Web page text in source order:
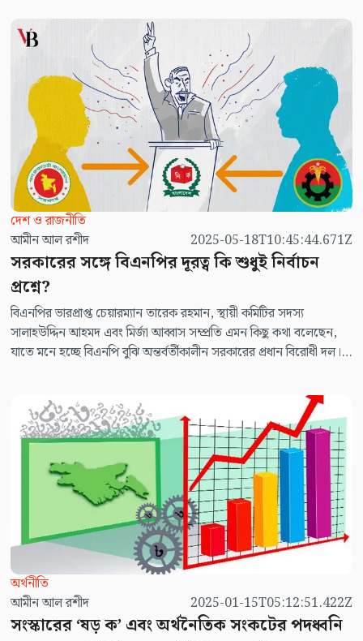
উপস্থাপন করেছিল; কিন্তু এক বছরের কাছাকাছি সময় পেরিয়ে গেলেও
দেশটি এখন আরও গভীর অনিশ্চয়তায় নিমজ্জিত- যেখানে চরম
অব্যবস্থাপনা, বেড়ে চলা বৈষম্য এবং রাষ্ট্রীয় ক্ষমতার সঙ্গে নাগরিক কল্যাণের
বিভেদ ক্রমেই বিস্তৃত হচ্ছে, যা স্থিতিশীলতার সেতু হওয়ার কথা ছিল, তা
এখন অনিশ্চয়তার অতল গহ্বরে পতনের রূপ নিচ্ছে।
দেশ ও রাজনীতি
আমীন আল রশীদ
2025-05-18T10:45:44.671Z
সরকারের সঙ্গে বিএনপির দূরত্ব কি শুধুই নির্বাচন
প্রশ্নে?
বিএনপির ভারপ্রাপ্ত চেয়ারম্যান তারেক রহমান, স্থায়ী কমিটির সদস্য
সালাহউদ্দিন আহমদ এবং মির্জা আব্বাস সম্প্রতি এমন কিছু কথা বলেছেন,
যাতে মনে হচ্ছে বিএনপি বুঝি অন্তর্বর্তীকালীন সরকারের প্রধান বিরোধী দল।
নেতৃত্বাধীন অন্তর্বর্তীকালীন সরকার গঠনের প্রক্রিয়ায় বিএনপিও বড় ভূমিকা
রেখেছে। বিএনপি শুরু থেকেই বলছে যে, এই সরকার তাদের সরকার; কিন্তু
দেখা গেল, গত বছরের ৮ আগস্ট এই সরকার দায়িত্ব গ্রহণের মাস কয়েক পর
থেকেই বিএনপির সঙ্গে তাদের দূরত্ব বা টানাপোড়েন তৈরি হয়েছে। তাতে
প্রশ্ন উঠছে, সরকারের সঙ্গে বিএনপির এই দূরত্ব কী শুধুই নির্বাচন প্রশ্নে নাকি
এর পেছনে আরও কিছু কারণ রয়েছে?
অর্থনীতি
আমীন আল রশীদ
2025-01-15T05:12:51.422Z
সংস্কারের ‘ষড় ক’ এবং অর্থনৈতিক সংকটের পদধ্বনি